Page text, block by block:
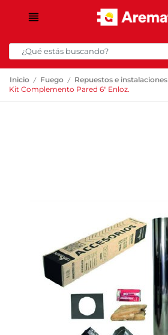
Inicio / Fuego / Repuestos e instalaciones
Kit Complemento Pared 6″ Enloz.